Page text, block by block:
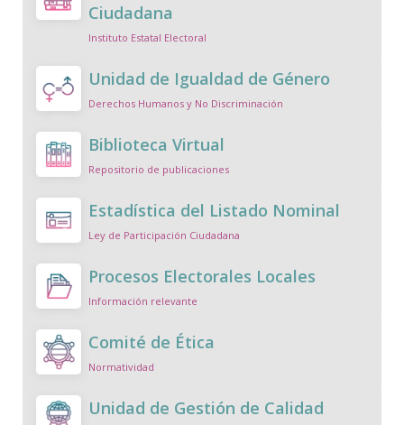
Ciudadana
Instituto Estatal Electoral
Unidad de Igualdad de Género
Derechos Humanos y No Discriminación
Biblioteca Virtual
Repositorio de publicaciones
Estadística del Listado Nominal
Ley de Participación Ciudadana
Procesos Electorales Locales
Información relevante
Comité de Ética
Normatividad
Unidad de Gestión de Calidad